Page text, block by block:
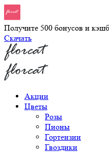
Получите 500 бонусов и
Скачать
Акции
Цветы
Розы
Пионы
Гортензии
Гвоздики